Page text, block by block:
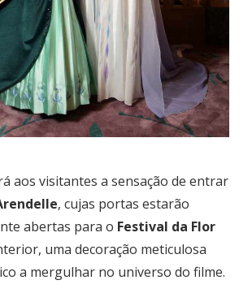
aos visitantes a sensação de entrar
, cujas portas estarão
abertas para o Festival da Flor
uma decoração meticulosa
a mergulhar no universo do filme.